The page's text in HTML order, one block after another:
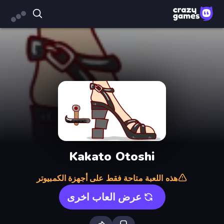
Kakato Otoshi
هذه اللعبة متاحة فقط على أجهزة الكمبيوتر
عرض العاب اخرى